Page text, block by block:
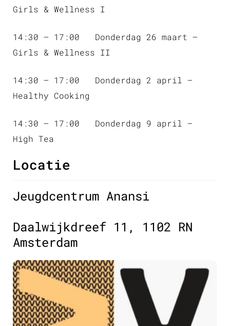
Girls & Wellness I
14:30 – 17:00 Donderdag 26 maart –
Girls & Wellness II
14:30 – 17:00 Donderdag 2 april –
Healthy Cooking
14:30 – 17:00 Donderdag 9 april –
High Tea
Locatie
Jeugdcentrum Anansi
Daalwijkdreef 11, 1102 RN
Amsterdam